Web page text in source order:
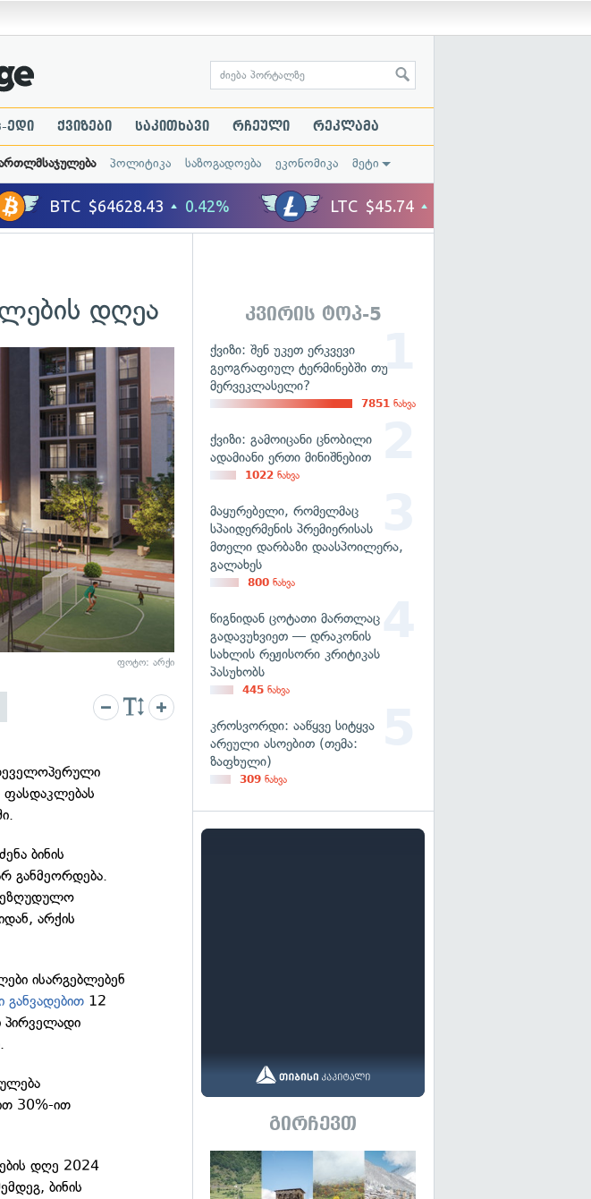
ედი ქვიზები საკითხავი რჩეული რეკლამა
პოლიტიკა საზოგადოება ეკონომიკა მეტი
დღეა
ფოტო: არქი
ფასდაკლებას
ბინის
განმეორდება.
არქის
ისარგებლებენ
განვადებით 12
პირველადი
30%-ით
დღე 2024
ბინის
კვირის ტოპ-5
ქვიზი: შენ უკეთ ერკვევი
გეოგრაფიულ ტერმინებში თუ
მერვეკლასელი?
7851 ნახვა
ქვიზი: გამოიცანი ცნობილი
ადამიანი ერთი მინიშნებით
1022 ნახვა
მაყურებელი, რომელმაც
სპაიდერმენის პრემიერისას
მთელი დარბაზი დაასპოილერა,
გალახეს
800 ნახვა
წიგნიდან ცოტათი მართლაც
გადავუხვიეთ — დრაკონის
სახლის რეჟისორი კრიტიკას
პასუხობს
445 ნახვა
კროსვორდი: ააწყვე სიტყვა
არეული ასოებით (თემა:
ზაფხული)
309 ნახვა
გირჩევთ